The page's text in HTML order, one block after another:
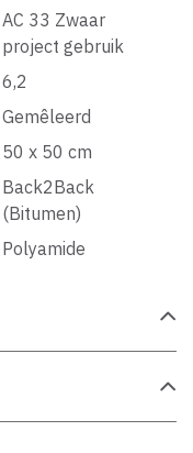
AC 33 Zwaar
project gebruik
6,2
Gemêleerd
50 x 50 cm
Back2Back
(Bitumen)
Polyamide